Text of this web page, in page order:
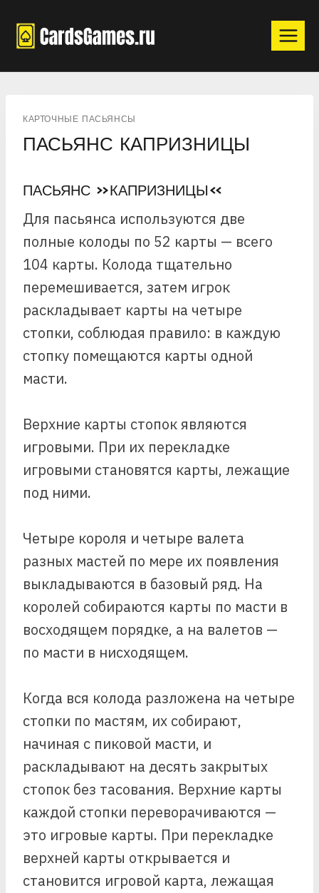
КАРТОЧНЫЕ ПАСЬЯНСЫ
ПАСЬЯНС КАПРИЗНИЦЫ
ПАСЬЯНС «КАПРИЗНИЦЫ»
Для пасьянса используются две
полные колоды по 52 карты — всего
104 карты. Колода тщательно
перемешивается, затем игрок
раскладывает карты на четыре
стопки, соблюдая правило: в каждую
стопку помещаются карты одной
масти.
Верхние карты стопок являются
игровыми. При их перекладке
игровыми становятся карты, лежащие
под ними.
Четыре короля и четыре валета
разных мастей по мере их появления
выкладываются в базовый ряд. На
королей собираются карты по масти в
восходящем порядке, а на валетов —
по масти в нисходящем.
Когда вся колода разложена на четыре
стопки по мастям, их собирают,
начиная с пиковой масти, и
раскладывают на десять закрытых
стопок без тасования. Верхние карты
каждой стопки переворачиваются —
это игровые карты. При перекладке
верхней карты открывается и
становится игровой карта, лежащая